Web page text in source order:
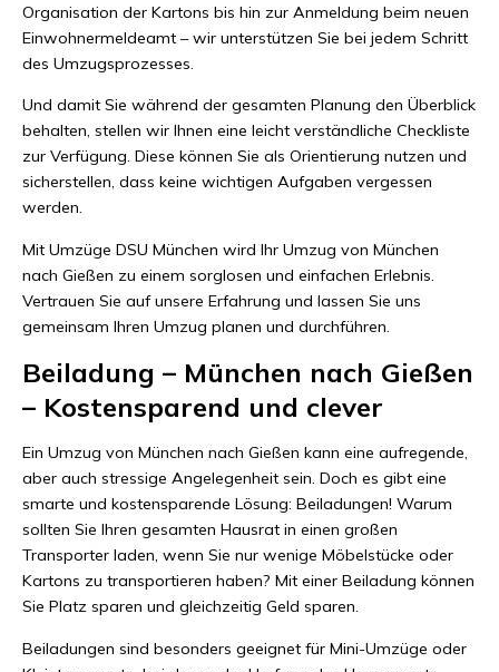
Organisation der Kartons bis hin zur Anmeldung beim neuen
Einwohnermeldeamt – wir unterstützen Sie bei jedem Schritt
des Umzugsprozesses.
Und damit Sie während der gesamten Planung den Überblick
behalten, stellen wir Ihnen eine leicht verständliche Checkliste
zur Verfügung. Diese können Sie als Orientierung nutzen und
sicherstellen, dass keine wichtigen Aufgaben vergessen
werden.
Mit Umzüge DSU München wird Ihr Umzug von München
nach Gießen zu einem sorglosen und einfachen Erlebnis.
Vertrauen Sie auf unsere Erfahrung und lassen Sie uns
gemeinsam Ihren Umzug planen und durchführen.
Beiladung – München nach Gießen
– Kostensparend und clever
Ein Umzug von München nach Gießen kann eine aufregende,
aber auch stressige Angelegenheit sein. Doch es gibt eine
smarte und kostensparende Lösung: Beiladungen! Warum
sollten Sie Ihren gesamten Hausrat in einen großen
Transporter laden, wenn Sie nur wenige Möbelstücke oder
Kartons zu transportieren haben? Mit einer Beiladung können
Sie Platz sparen und gleichzeitig Geld sparen.
Beiladungen sind besonders geeignet für Mini-Umzüge oder